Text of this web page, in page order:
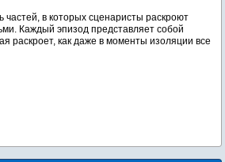
частей, в которых сценаристы раскроют
Каждый эпизод представляет собой
раскроет, как даже в моменты изоляции все